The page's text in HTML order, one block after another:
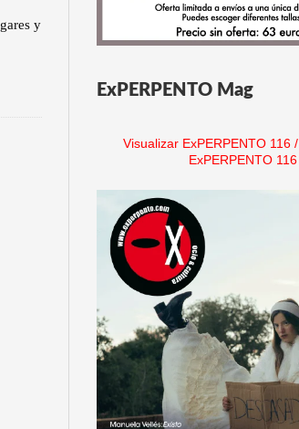
y
ExPERPENTO Mag
Visualizar ExPERPENTO 116 /
ExPERPENTO 116